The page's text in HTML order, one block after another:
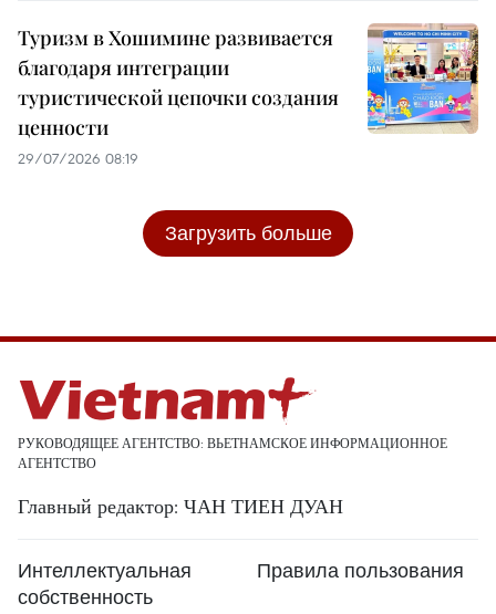
Туризм в Хошимине развивается
благодаря интеграции
туристической цепочки создания
ценности
29/07/2026 08:19
Загрузить больше
РУКОВОДЯЩЕЕ АГЕНТСТВО: ВЬЕТНАМСКОЕ ИНФОРМАЦИОННОЕ
АГЕНТСТВО
Главный редактор: ЧАН ТИЕН ДУАН
Интеллектуальная
собственность
Правила пользования